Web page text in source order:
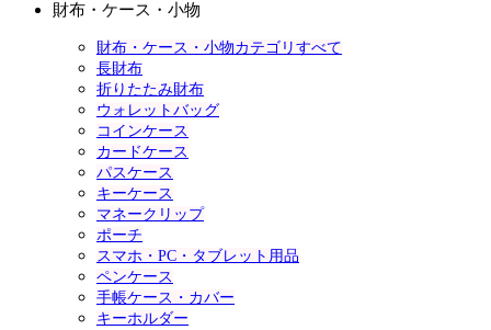
財布・ケース・小物
財布・ケース・小物カテゴリすべて
長財布
折りたたみ財布
ウォレットバッグ
コインケース
カードケース
パスケース
キーケース
マネークリップ
ポーチ
スマホ・PC・タブレット用品
ペンケース
手帳ケース・カバー
キーホルダー